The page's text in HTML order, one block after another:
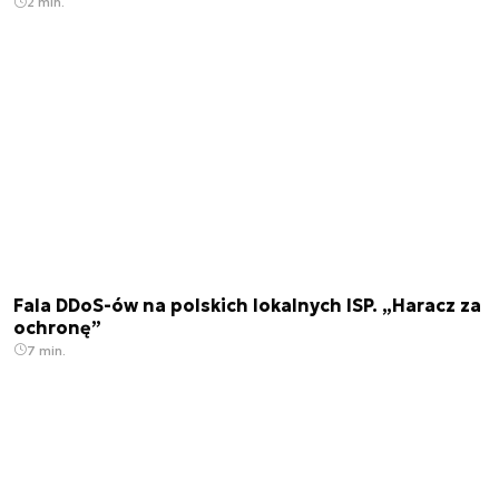
Fala DDoS-ów na polskich lokalnych ISP. „Haracz za
ochronę”
7 min.